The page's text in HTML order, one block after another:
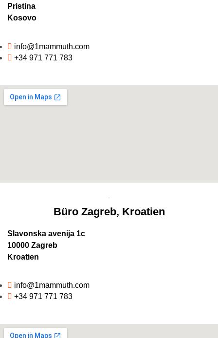
Pristina
Kosovo
info@1mammuth.com
+34 971 771 783
Büro Zagreb, Kroatien
Slavonska avenija 1c
10000 Zagreb
Kroatien
info@1mammuth.com
+34 971 771 783